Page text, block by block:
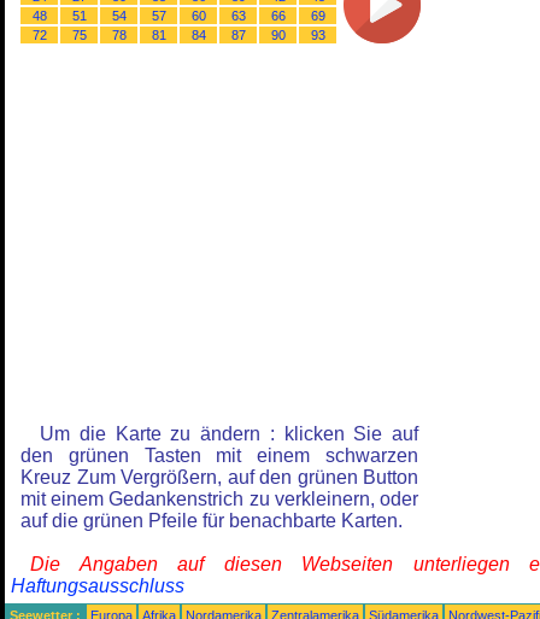
48
51 54 57 60 63 66
69
72
75 78 81 84 87 90 93
Um die Karte zu ändern : klicken Sie auf
den grünen Tasten mit einem schwarzen
Kreuz Zum Vergrößern, auf den grünen Button
mit einem Gedankenstrich zu verkleinern, oder
auf die grünen Pfeile für benachbarte Karten.
Die Angaben auf diesen Webseiten unterliegen
Haftungsausschluss
Seewetter : Europa Afrika Nordamerika Zentralamerika Südamerika
Nordwest-